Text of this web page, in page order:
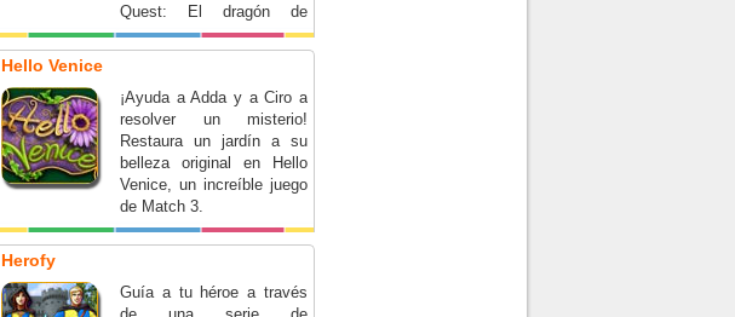
Quest: El dragón de
zafiro.
Hello Venice
¡Ayuda a Adda y a Ciro a
resolver un misterio!
Restaura un jardín a su
belleza original en Hello
Venice, un increíble juego
de Match 3.
Herofy
Guía a tu héroe a través